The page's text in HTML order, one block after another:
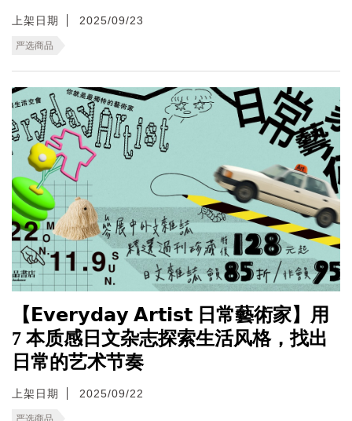
上架日期 2025/09/23
严选商品
【𝗘𝘃𝗲𝗿𝘆𝗱𝗮𝘆 𝗔𝗿𝘁𝗶𝘀𝘁 日常藝術家】用
7 本质感日文杂志探索生活风格，找出
日常的艺术节奏
上架日期 2025/09/22
严选商品